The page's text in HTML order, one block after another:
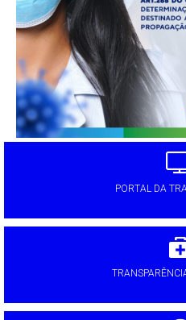
PORTAL DA